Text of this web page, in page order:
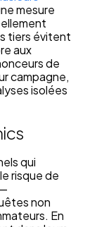
mesure
tiers évitent
aux
de
campagne,
isolées
qui
risque de
non
En